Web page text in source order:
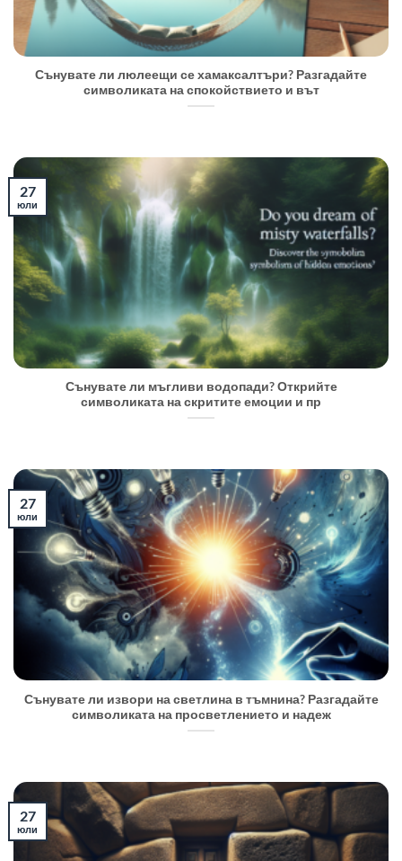
Сънувате ли люлеещи се хамаксалтъри? Разгадайте
символиката на спокойствието и вът
Сънувате ли мъгливи водопади? Открийте
символиката на скритите емоции и пр
27
юли
Сънувате ли извори на светлина в тъмнина? Разгадайте
символиката на просветлението и надеж
27
юли
27
юли